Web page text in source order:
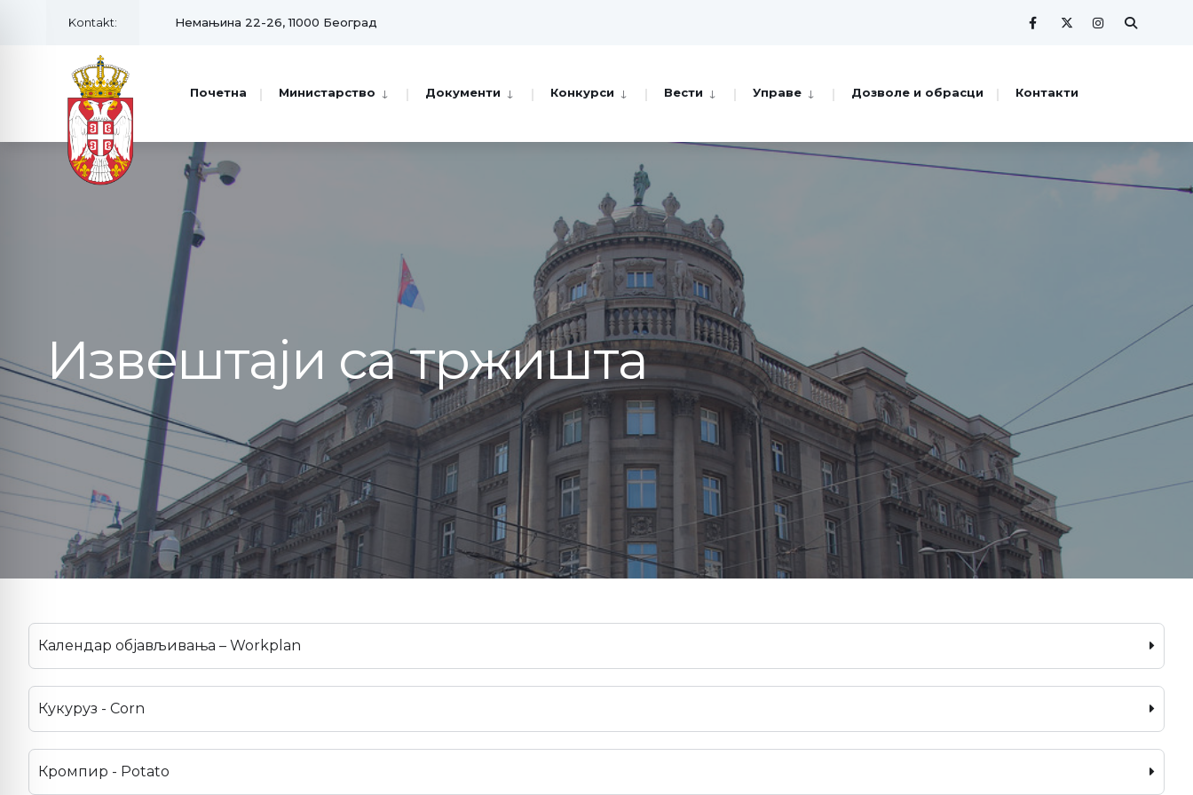
Kontakt: Немањина 22-26, 11000 Београд
Почетна Министарство Документи Конкурси Вести Управе Дозволе и обрасци Контакти
Извештаји са тржишта
Календар објављивања – Workplan
Кукуруз - Corn
Кромпир - Potato